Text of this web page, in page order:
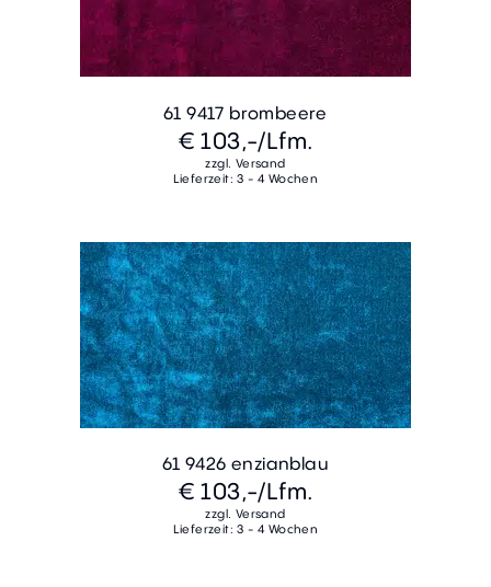
61 9417 brombeere
€ 103,-/Lfm.
zzgl. Versand
Lieferzeit: 3 - 4 Wochen
61 9426 enzianblau
€ 103,-/Lfm.
zzgl. Versand
Lieferzeit: 3 - 4 Wochen